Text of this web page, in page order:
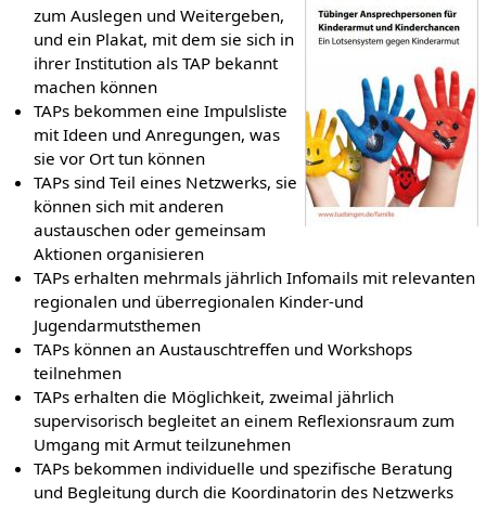
zum Auslegen und Weitergeben,
und ein Plakat, mit dem sie sich in
ihrer Institution als TAP bekannt
machen können
TAPs bekommen eine Impulsliste
mit Ideen und Anregungen, was
sie vor Ort tun können
TAPs sind Teil eines Netzwerks, sie
können sich mit anderen
austauschen oder gemeinsam
Aktionen organisieren
TAPs erhalten mehrmals jährlich Infomails mit relevanten
regionalen und überregionalen Kinder-und
Jugendarmutsthemen
TAPs können an Austauschtreffen und Workshops
teilnehmen
TAPs erhalten die Möglichkeit, zweimal jährlich
supervisorisch begleitet an einem Reflexionsraum zum
Umgang mit Armut teilzunehmen
TAPs bekommen individuelle und spezifische Beratung
und Begleitung durch die Koordinatorin des Netzwerks